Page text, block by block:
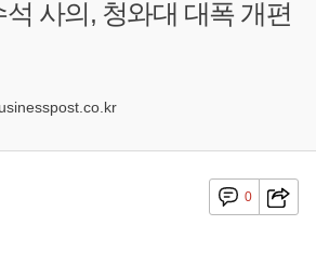
사의, 청와대 대폭 개편
0